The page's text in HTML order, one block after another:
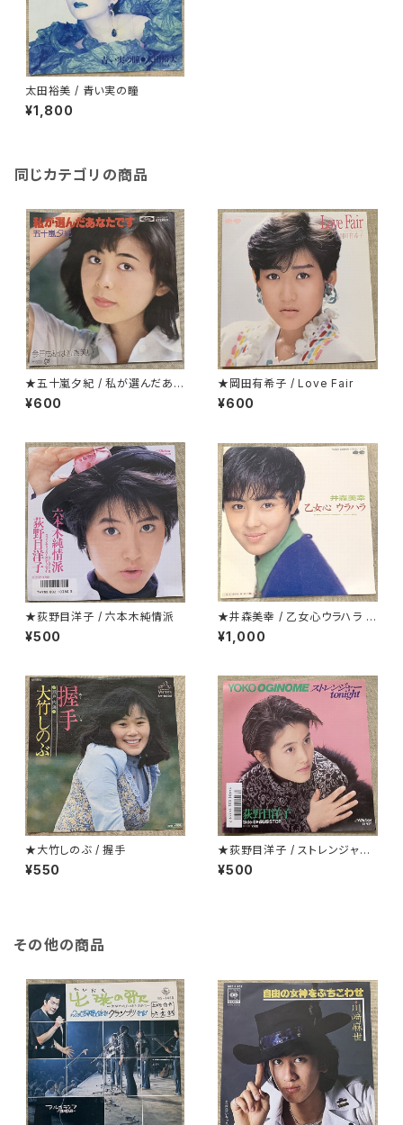
太田裕美 / 青い実の瞳
¥1,800
同じカテゴリの商品
★五十嵐夕紀 / 私が選んだあな
たです
¥600
★岡田有希子 / Love Fair
¥600
★荻野目洋子 / 六本木純情派
¥500
★井森美幸 / 乙女心ウラハラ プ
ロモ
¥1,000
★大竹しのぶ / 握手
¥550
★荻野目洋子 / ストレンジャーt
onight
¥500
その他の商品